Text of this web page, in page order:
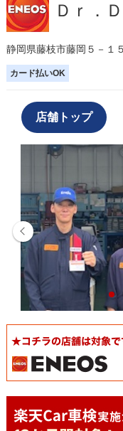
Ｄｒ．
静岡県藤枝市藤岡５－１
カード払いOK
店舗トップ